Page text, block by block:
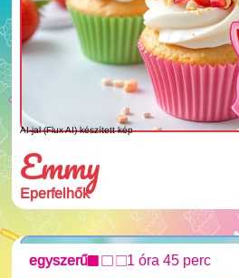
AI-jal (Flux AI) készített kép
Emmy
Eperfelhők
egyszerű 1 óra 45 perc